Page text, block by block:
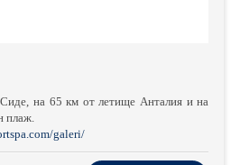
на 65 км от летище Анталия и на
плаж.
galeri/